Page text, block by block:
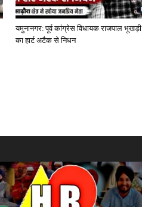
यमुनानगर: पूर्व कांग्रेस विधायक राजपाल भूखड़ी
का हार्ट अटैक से निधन